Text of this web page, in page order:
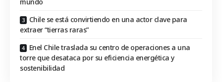
Chile se está convirtiendo en una actor clave para
extraer “tierras raras”
Enel Chile traslada su centro de operaciones a una
torre que desataca por su eficiencia energética y
sostenibilidad